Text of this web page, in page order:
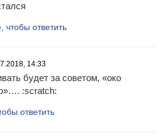
чтобы ответить
14:33
будет за советом, «око
:scratch:
ответить